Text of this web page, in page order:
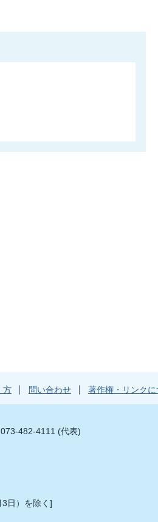
方 問い合わせ 著作権・リンクに
482-4111 (代表)
日）を除く]